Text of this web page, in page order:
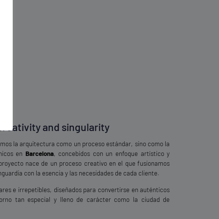
and singularity
la arquitectura como un proceso estándar, sino como la
en Barcelona, concebidos con un enfoque artístico y
nace de un proceso creativo en el que fusionamos
con la esencia y las necesidades de cada cliente.
e irrepetibles, diseñados para convertirse en auténticos
tan especial y lleno de carácter como la ciudad de